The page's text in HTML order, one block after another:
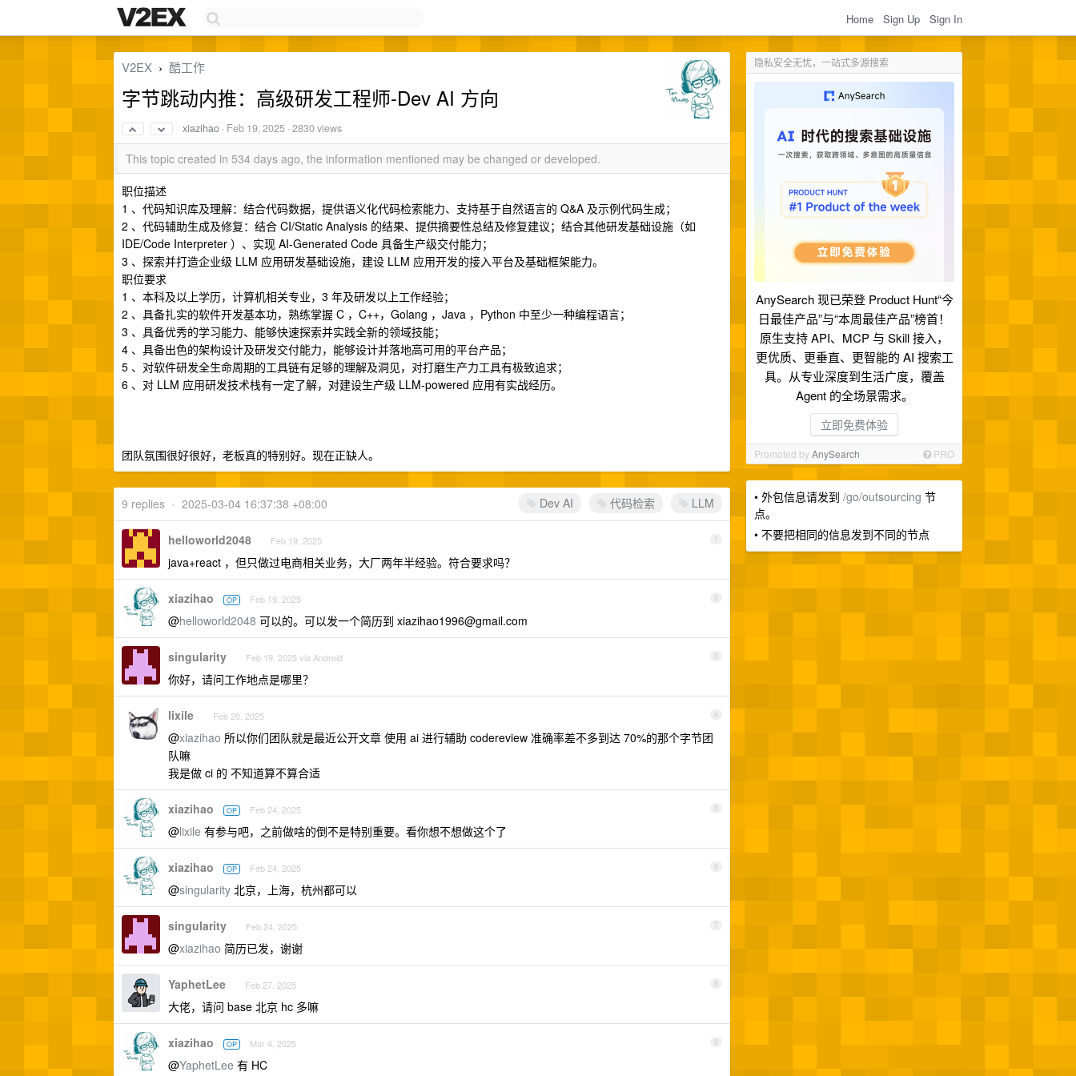
Home Sign Up Sign In
隐私安全无忧，一站式多源搜索
AnySearch 现已荣登 Product Hunt“今
日最佳产品”与“本周最佳产品”榜首！
原生支持 API、MCP 与 Skill 接入，
更优质、更垂直、更智能的 AI 搜索工
具。从专业深度到生活广度，覆盖
Agent 的全场景需求。
立即免费体验
Promoted byAnySearch PRO
• 外包信息请发到 /go/outsourcing 节
点。
• 不要把相同的信息发到不同的节点
V2EX › 酷工作
字节跳动内推：高级研发工程师-Dev AI 方向
xiazihao · Feb 19, 2025 · 2830 views
This topic created in 534 days ago, the information mentioned may be changed or developed.
职位描述
1 、代码知识库及理解：结合代码数据，提供语义化代码检索能力、支持基于自然语言的 Q&A 及示例代码生成；
2 、代码辅助生成及修复：结合 CI/Static Analysis 的结果、提供摘要性总结及修复建议；结合其他研发基础设施（如
IDE/Code Interpreter ）、实现 AI-Generated Code 具备生产级交付能力；
3 、探索并打造企业级 LLM 应用研发基础设施，建设 LLM 应用开发的接入平台及基础框架能力。
职位要求
1 、本科及以上学历，计算机相关专业，3 年及研发以上工作经验；
2 、具备扎实的软件开发基本功，熟练掌握 C ，C++，Golang ，Java ，Python 中至少一种编程语言；
3 、具备优秀的学习能力、能够快速探索并实践全新的领域技能；
4 、具备出色的架构设计及研发交付能力，能够设计并落地高可用的平台产品；
5 、对软件研发全生命周期的工具链有足够的理解及洞见，对打磨生产力工具有极致追求；
6 、对 LLM 应用研发技术栈有一定了解，对建设生产级 LLM-powered 应用有实战经历。
团队氛围很好很好，老板真的特别好。现在正缺人。
Dev AI 代码检索 LLM
9 replies • 2025-03-04 16:37:38 +08:00
1
helloworld2048 Feb 19, 2025
java+react ，但只做过电商相关业务，大厂两年半经验。符合要求吗？
2
xiazihao OP Feb 19, 2025
@helloworld2048 可以的。可以发一个简历到 xiazihao1996@gmail.com
3
singularity Feb 19, 2025 via Android
你好，请问工作地点是哪里？
4
lixile Feb 20, 2025
@xiazihao 所以你们团队就是最近公开文章 使用 ai 进行辅助 codereview 准确率差不多到达 70%的那个字节团
队嘛
我是做 ci 的 不知道算不算合适
5
xiazihao OP Feb 24, 2025
@lixile 有参与吧，之前做啥的倒不是特别重要。看你想不想做这个了
6
xiazihao OP Feb 24, 2025
@singularity 北京，上海，杭州都可以
7
singularity Feb 24, 2025
@xiazihao 简历已发，谢谢
8
YaphetLee Feb 27, 2025
大佬，请问 base 北京 hc 多嘛
9
xiazihao OP Mar 4, 2025
@YaphetLee 有 HC